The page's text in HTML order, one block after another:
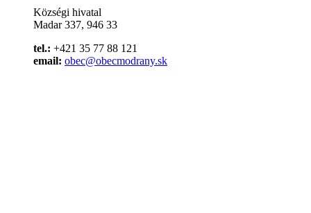
Községi hivatal
Madar 337, 946 33
tel.: +421 35 77 88 121
email: obec@obecmodrany.sk